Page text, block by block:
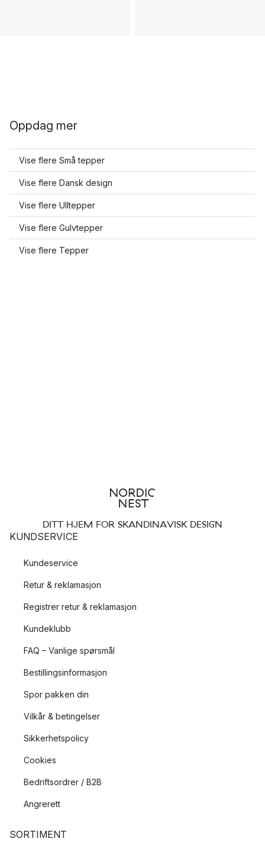
Oppdag mer
Vise flere Små tepper
Vise flere Dansk design
Vise flere Ulltepper
Vise flere Gulvtepper
Vise flere Tepper
DITT HJEM FOR SKANDINAVISK DESIGN
KUNDSERVICE
Kundeservice
Retur & reklamasjon
Registrer retur & reklamasjon
Kundeklubb
FAQ – Vanlige spørsmål
Bestillingsinformasjon
Spor pakken din
Vilkår & betingelser
Sikkerhetspolicy
Cookies
Bedriftsordrer / B2B
Angrerett
SORTIMENT